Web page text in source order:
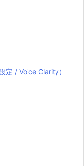
定 / Voice Clarity）